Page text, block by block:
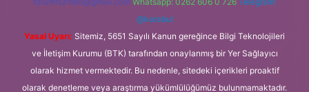
@karabul
Yasal Uyarı: Sitemiz, 5651 Sayılı Kanun gereğince Bilgi Teknolojileri
ve İletişim Kurumu (BTK) tarafından onaylanmış bir Yer Sağlayıcı
olarak hizmet vermektedir. Bu nedenle, sitedeki içerikleri proaktif
olarak denetleme veya araştırma yükümlülüğümüz bulunmamaktadır.